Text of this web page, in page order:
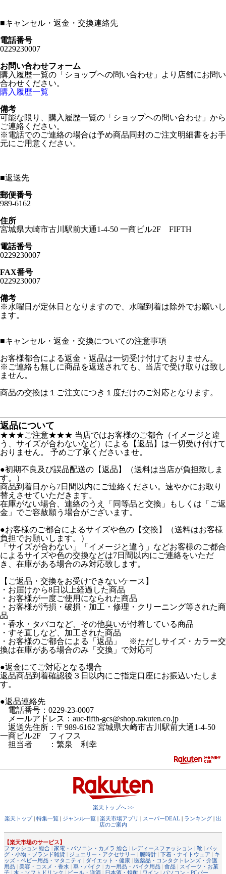
■キャンセル・返金・交換連絡先
電話番号
0229230007
お問い合わせフォーム
購入履歴一覧の「ショップヘの問い合わせ」より店舗にお問い
合わせください。
購入履歴一覧
備考
可能な限り、購入履歴一覧の「ショップヘの問い合わせ」から
ご連絡ください。
※電話でのご連絡の場合は予め商品同封のご注文明細書をお手
元にご用意ください。
■返送先
郵便番号
989-6162
住所
宮城県大崎市古川駅前大通1-4-50 一商ビル2F FIFTH
電話番号
0229230007
FAX番号
0229230007
備考
※水曜日が定休日となりますので、水曜到着は除外でお願いし
ます。
■キャンセル・返金・交換についての注意事項
お客様都合による返金・返品は一切受け付けておりません。
※ご連絡も無しに商品を返送されても、当店で受け取りは致し
ません。
商品の交換は１ご注文につき１度だけのご対応となります。
返品について
★★★ご注意★★★ 当店ではお客様のご都合（イメージと違
う、サイズが合わないなど）による【返品】は一切受け付けて
おりません。 予めご了承くださいませ。
●初期不良及び誤品配送の【返品】（送料は当店が負担致しま
す。）
商品到着日から7日間以内にご連絡ください。速やかにお取り
替えさせていただきます。
在庫がない場合、連絡のうえ「同等品と交換」もしくは「ご返
金」でご容赦願う場合がございます。
●お客様のご都合によるサイズや色の【交換】（送料はお客様
負担でお願いします。）
「サイズが合わない」「イメージと違う」などお客様のご都合
によるサイズや色の交換などは7日間以内にご連絡をいただ
き、在庫がある場合のみ対応致します。
【ご返品・交換をお受けできないケース】
・お届けから8日以上経過した商品
・お客様が一度ご使用になられた商品
・お客様が汚損・破損・加工・修理・クリーニング等された商
品
・香水・タバコなど、その他臭いが付着している商品
・すそ直しなど、加工された商品
・お客様のご都合による「返品」 ※ただしサイズ・カラー交
換は在庫がある場合のみ「交換」で対応可
●返金にてご対応となる場合
返品商品到着確認後３日以内にご指定口座にお振込いたしま
す。
●返品連絡先
電話番号：0229-23-0007
メールアドレス：auc-fifth-gcs@shop.rakuten.co.jp
返送先住所：〒989-6162 宮城県大崎市古川駅前大通1-4-50
一商ビル2F フィフス
担当者 ：繁泉 利幸
楽天トップへ >>
楽天トップ| 特集一覧 | ジャンル一覧 | 楽天市場アプリ | スーパーDEAL | ランキング | 出
店のご案内
【楽天市場のサービス】
ファッション 総合 | 家電・パソコン・カメラ 総合 | レディースファッション | 靴 | バッ
グ・小物・ブランド雑貨 | ジュエリー・アクセサリー | 腕時計 | 下着・ナイトウェア | キ
ッズ・ベビー用品・マタニティ | ダイエット・健康 | 医薬品・コンタクトレンズ・介護
用品 | 美容・コスメ・香水 | 車・バイク | カー用品・バイク用品 | 食品 | スイーツ・お菓
子 | 水・ソフトドリンク | ビール・洋酒 | 日本酒・焼酎 | ワイン | パソコン・PCパー